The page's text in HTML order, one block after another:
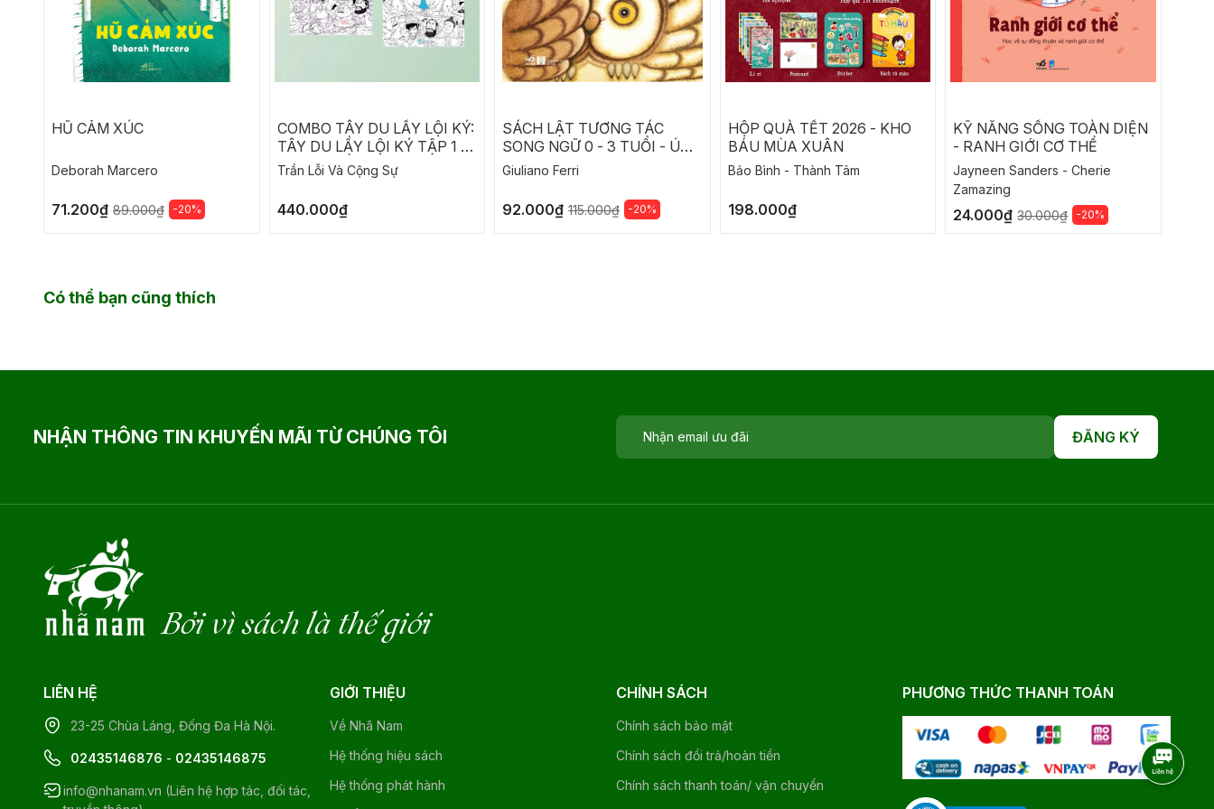
HŨ CẢM XÚC
Deborah Marcero
71.200₫ 89.000₫ -20%
COMBO TÂY DU LẦY LỘI KÝ:
TÂY DU LẦY LỘI KÝ TẬP 1 -
TÂY DU LẦY LỘI KÝ TẬP 2
Trần Lỗi Và Cộng Sự
440.000₫
SÁCH LẬT TƯƠNG TÁC
SONG NGỮ 0 - 3 TUỔI - Ú
OÀ
Giuliano Ferri
92.000₫ 115.000₫ -20%
HỘP QUÀ TẾT 2026 - KHO
BÁU MÙA XUÂN
Bảo Bình - Thành Tâm
198.000₫
KỸ NĂNG SỐNG TOÀN DIỆN
- RANH GIỚI CƠ THỂ
Jayneen Sanders - Cherie
Zamazing
24.000₫ 30.000₫ -20%
Có thể bạn cũng thích
NHẬN THÔNG TIN KHUYẾN MÃI TỪ CHÚNG TÔI ĐĂNG KÝ
Bởi vì sách là thế giới
LIÊN HỆ
23-25 Chùa Láng, Đống Đa Hà Nội.
02435146876 - 02435146875
info@nhanam.vn (Liên hệ hợp tác, đối tác,
GIỚI THIỆU
Về Nhã Nam
Hệ thống hiệu sách
Hệ thống phát hành
CHÍNH SÁCH
Chính sách bảo mật
Chính sách đổi trả/hoàn tiền
Chính sách thanh toán/ vận chuyển
PHƯƠNG THỨC THANH TOÁN